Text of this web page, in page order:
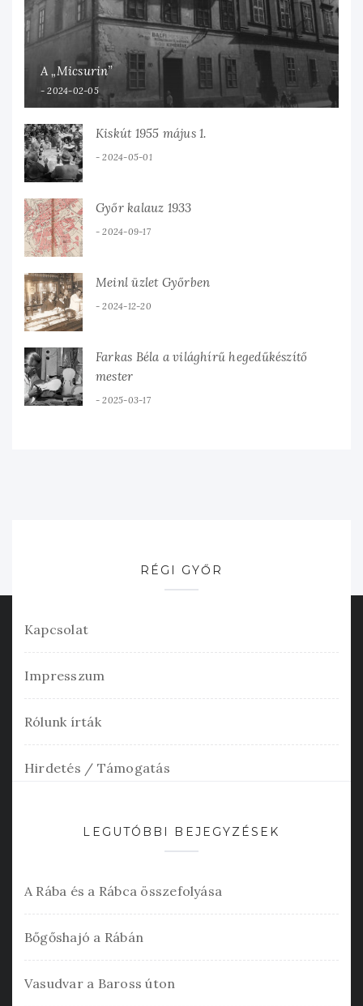
A „Micsurin”
2024-02-05
Kiskút 1955 május 1.
2024-05-01
Győr kalauz 1933
2024-09-17
Meinl üzlet Győrben
2024-12-20
Farkas Béla a világhírű hegedűkészítő
mester
2025-03-17
RÉGI GYŐR
Kapcsolat
Impresszum
Rólunk írták
Hirdetés / Támogatás
LEGUTÓBBI BEJEGYZÉSEK
A Rába és a Rábca összefolyása
Bőgőshajó a Rábán
Vasudvar a Baross úton